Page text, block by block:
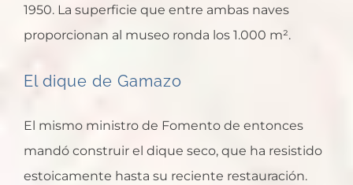
1950. La superficie que entre ambas naves
proporcionan al museo ronda los 1.000 m².
El dique de Gamazo
El mismo ministro de Fomento de entonces
mandó construir el dique seco, que ha resistido
estoicamente hasta su reciente restauración.